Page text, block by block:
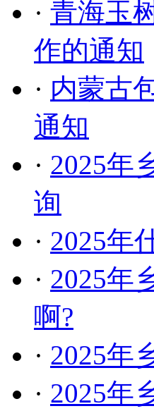
· 青海玉
作的通知
· 内蒙古
通知
· 2025年
询
· 2025年
· 2025年
啊?
· 2025年
· 2025年